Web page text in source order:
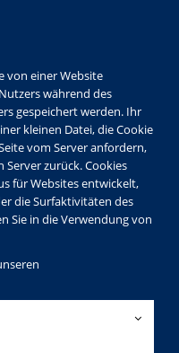
von einer Website
während des
gespeichert werden. Ihr
kleinen Datei, die Cookie
vom Server anfordern,
Server zurück. Cookies
für Websites entwickelt,
die Surfaktivitäten des
Sie in die Verwendung von